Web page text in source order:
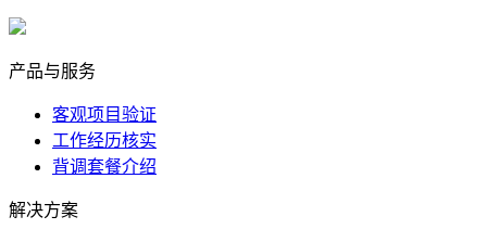
产品与服务
客观项目验证
工作经历核实
背调套餐介绍
解决方案